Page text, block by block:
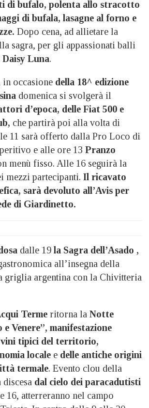
di bufalo, polenta allo stracotto
di bufala, lasagne al forno e
Dopo cena, ad allietare la
sagra, per gli appassionati balli
Daisy Luna.
in occasione della 18^ edizione
domenica si svolgerà il
d’epoca, delle Fiat 500 e
che partirà poi alla volta di
11 sarà offerto dalla Pro Loco di
e alle ore 13 Pranzo
menù fisso. Alle 16 seguirà la
mezzi partecipanti. Il ricavato
sarà devoluto all’Avis per
di Giardinetto.
dalle 19 la Sagra dell’Asado ,
all’insegna della
griglia argentina con la Chivitteria
Terme ritorna la Notte
e Venere”, manifestazione
vini tipici del territorio,
locale e delle antiche origini
termale. Evento clou della
discesa dal cielo dei paracadutisti
16, atterreranno nel campo